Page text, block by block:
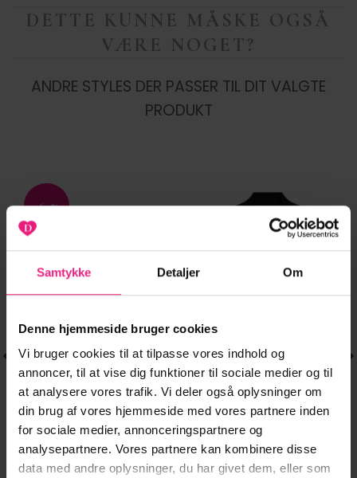
Samtykke Detaljer Om
Denne hjemmeside bruger cookies
Vi bruger cookies til at tilpasse vores indhold og
annoncer, til at vise dig funktioner til sociale medier og til
at analysere vores trafik. Vi deler også oplysninger om
din brug af vores hjemmeside med vores partnere inden
for sociale medier, annonceringspartnere og
analysepartnere. Vores partnere kan kombinere disse
data med andre oplysninger, du har givet dem, eller som
DETTE KUNNE MÅSKE OGSÅ
VÆRE NOGET?
ANDRE STYLES DER PASSER TIL DIT VALGTE
PRODUKT
-61%
OVERTØJ
ONLPALMA LS
379,95kr.
Dette
vare
Tilføj til
ønskeliste
BLAZER
PCBOSSY LS
359,95
Dette
vare